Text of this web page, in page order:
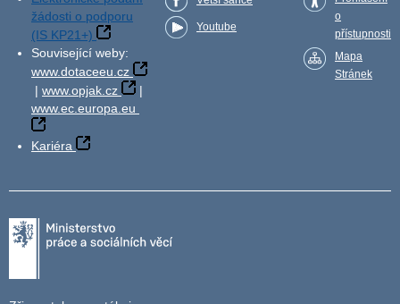
žádosti o podporu
(IS KP21+)
Související weby:
www.dotaceeu.cz
| www.opjak.cz
|
www.ec.europa.eu
Kariéra
Youtube
o
přístupnosti
Mapa
Stránek